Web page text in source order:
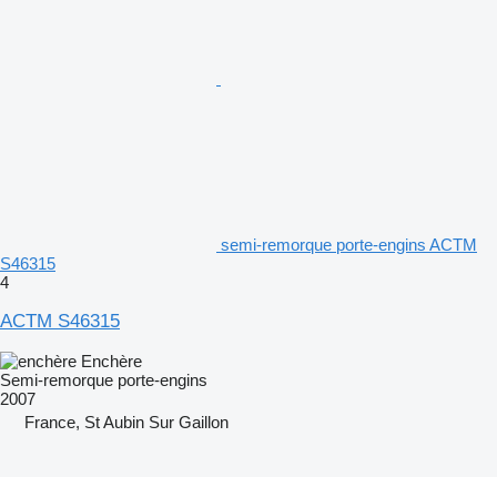
semi-remorque porte-engins ACTM
S46315
4
ACTM S46315
Enchère
Semi-remorque porte-engins
2007
France, St Aubin Sur Gaillon